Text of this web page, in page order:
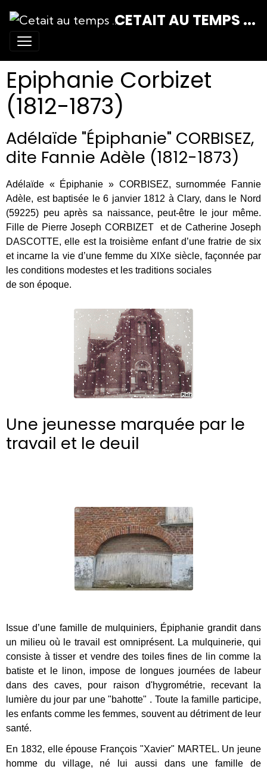
CETAIT AU TEMPS ...
Epiphanie Corbizet
(1812-1873)
Adélaïde "Épiphanie" CORBISEZ,
dite Fannie Adèle (1812-1873)
Adélaïde « Épiphanie » CORBISEZ, surnommée Fannie
Adèle, est baptisée le 6 janvier 1812 à Clary, dans le Nord
(59225) peu après sa naissance, peut-être le jour même.
Fille de Pierre Joseph CORBIZET et de Catherine Joseph
DASCOTTE, elle est la troisième enfant d’une fratrie de six
et incarne la vie d’une femme du XIXe siècle, façonnée par
les conditions modestes et les traditions sociales
de son époque.
Une jeunesse marquée par le
travail et le deuil
Issue d’une famille de mulquiniers, Épiphanie grandit dans
un milieu où le travail est omniprésent. La mulquinerie, qui
consiste à tisser et vendre des toiles fines de lin comme la
batiste et le linon, impose de longues journées de labeur
dans des caves, pour raison d'hygrométrie, recevant la
lumière du jour par une "bahotte" . Toute la famille participe,
les enfants comme les femmes, souvent au détriment de leur
santé.
En 1832, elle épouse François "Xavier" MARTEL. Un jeune
homme du village, né lui aussi dans une famille de